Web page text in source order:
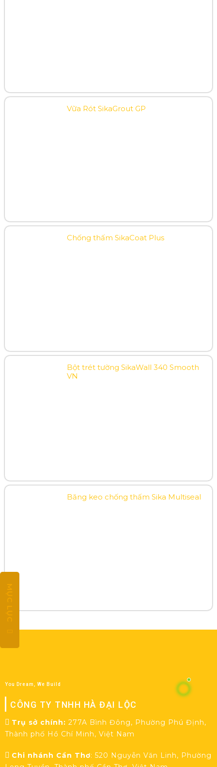
MỤC LỤC
Vữa Rót SikaGrout GP
Chống thấm SikaCoat Plus
Bột trét tường SikaWall 340 Smooth
VN
Băng keo chống thấm Sika Multiseal
You Dream, We Build
CÔNG TY TNHH HÀ ĐẠI LỘC
Trụ sở chính: 277A Bình Đông, Phường Phú Định,
Thành phố Hồ Chí Minh, Việt Nam
Chi nhánh Cần Thơ: 520 Nguyễn Văn Linh, Phường